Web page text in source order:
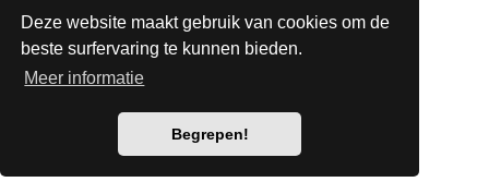
Deze website maakt gebruik van cookies om de
beste surfervaring te kunnen bieden.
Meer informatie
Begrepen!